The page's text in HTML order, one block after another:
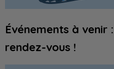
Événements à venir
rendez-vous !